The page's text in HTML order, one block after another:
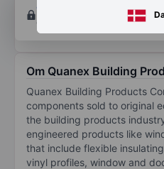
Opret konto
for at få
og analyse værktøjer.
Om Quanex Building
Quanex Building Products
components sold to original
the building products
engineered products like
that include flexible
vinyl profiles, window and